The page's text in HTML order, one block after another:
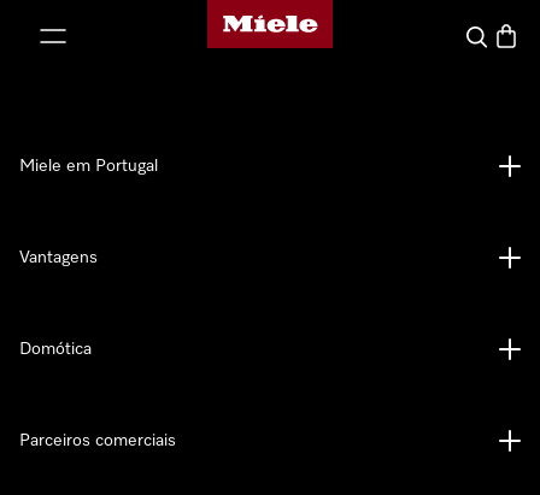
Página principal da Miele
Pesquisa
Miele em Portugal
Vantagens
Domótica
Parceiros comerciais